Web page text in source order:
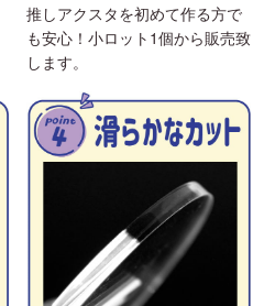
推しアクスタを初めて作る方で
も安心！小ロット1個から販売致
します。